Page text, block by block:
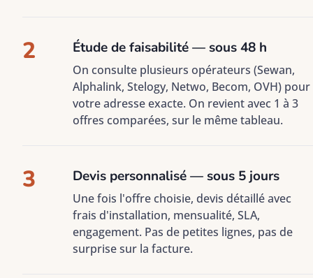
2 Étude de faisabilité — sous 48 h
On consulte plusieurs opérateurs (Sewan,
Alphalink, Stelogy, Netwo, Becom, OVH) pour
votre adresse exacte. On revient avec 1 à 3
offres comparées, sur le même tableau.
3 Devis personnalisé — sous 5 jours
Une fois l'offre choisie, devis détaillé avec
frais d'installation, mensualité, SLA,
engagement. Pas de petites lignes, pas de
surprise sur la facture.